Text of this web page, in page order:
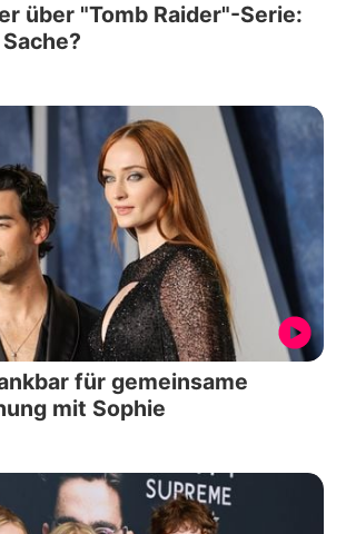
über "Tomb Raider"-Serie:
für gemeinsame
mit Sophie